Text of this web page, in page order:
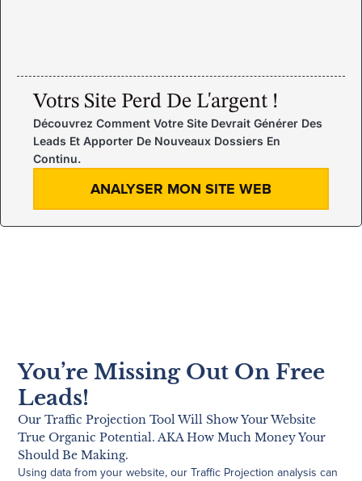
Votrs Site Perd De L'argent !
Découvrez Comment Votre Site Devrait Générer Des
Leads Et Apporter De Nouveaux Dossiers En
Continu.
ANALYSER MON SITE WEB
You’re Missing Out On Free
Leads!
Our Traffic Projection Tool Will Show Your Website
True Organic Potential. AKA How Much Money Your
Should Be Making.
Using data from your website, our Traffic Projection analysis can